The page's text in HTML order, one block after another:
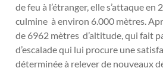
de feu à l’étranger, elle s’attaque
culmine à environ 6.000 mètres.
de 6962 mètres d’altitude, qui fait
d’escalade qui lui procure une
déterminée à relever de nouveaux